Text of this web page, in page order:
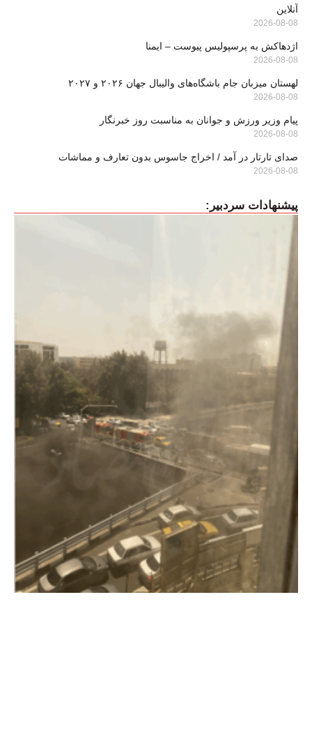
آنلاین
2026-08-08
اژدهاکش به پرسپولیس پیوست – ایمنا
2026-08-08
لهستان میزبان جام باشگاه‌های والیبال جهان ۲۰۲۶ و ۲۰۲۷
2026-08-08
پیام وزیر ورزش و جوانان به مناسبت روز خبرنگار
2026-08-08
صدای تارتار در آمد / اخراج جاسوس بدون تعارف و مماشات
2026-08-08
پیشنهادات سردبیر: